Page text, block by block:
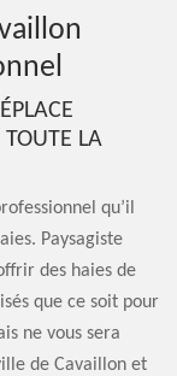
LA
qu’il
Paysagiste
des haies de
que ce soit pour
ne vous sera
de Cavaillon et